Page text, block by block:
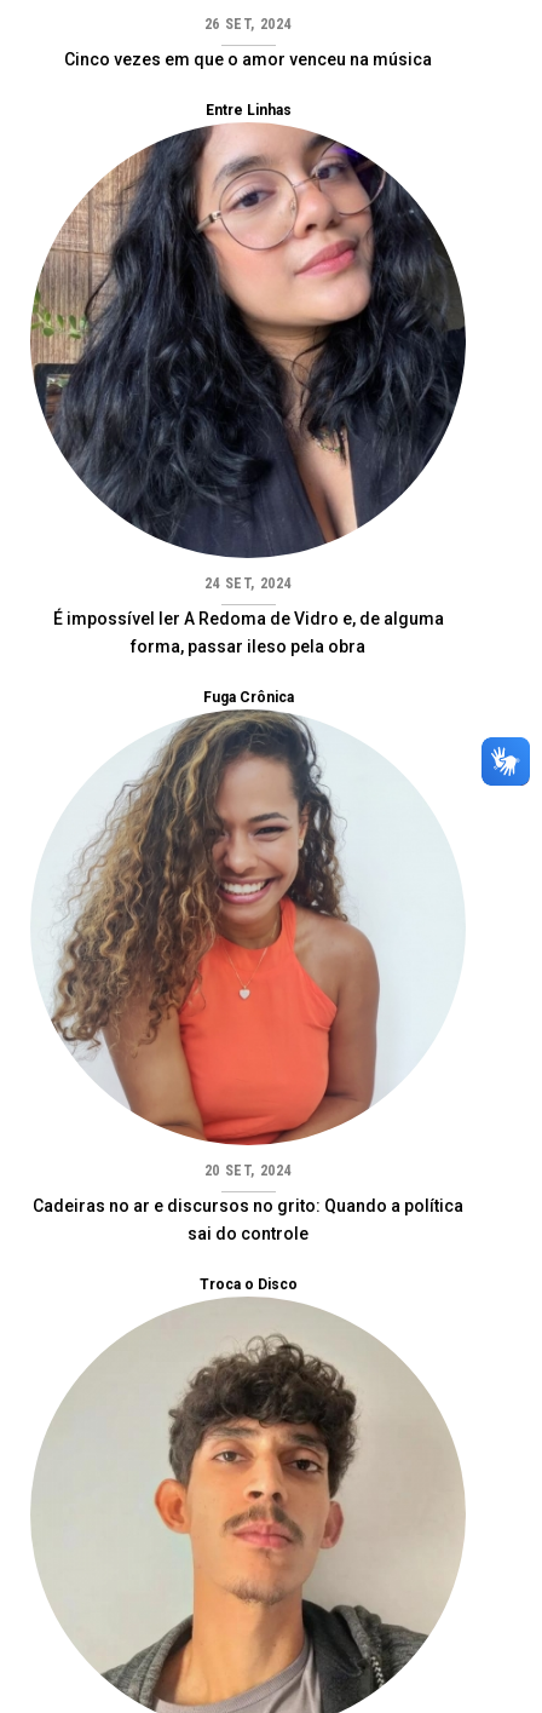
26 SET, 2024
Cinco vezes em que o amor venceu na música
Entre Linhas
24 SET, 2024
É impossível ler A Redoma de Vidro e, de alguma
forma, passar ileso pela obra
Fuga Crônica
20 SET, 2024
Cadeiras no ar e discursos no grito: Quando a política
sai do controle
Troca o Disco